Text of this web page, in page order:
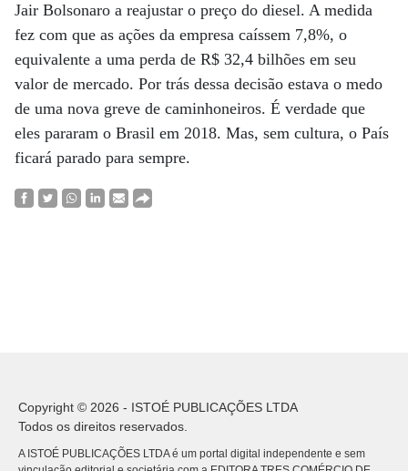
Jair Bolsonaro a reajustar o preço do diesel. A medida
fez com que as ações da empresa caíssem 7,8%, o
equivalente a uma perda de R$ 32,4 bilhões em seu
valor de mercado. Por trás dessa decisão estava o medo
de uma nova greve de caminhoneiros. É verdade que
eles pararam o Brasil em 2018. Mas, sem cultura, o País
ficará parado para sempre.
Copyright © 2026 - ISTOÉ PUBLICAÇÕES LTDA
Todos os direitos reservados.
A ISTOÉ PUBLICAÇÕES LTDA é um portal digital independente e sem